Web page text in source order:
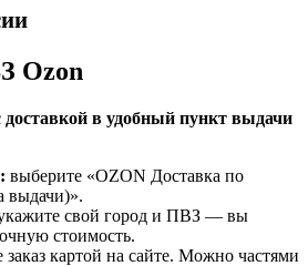
Ozon
в удобный пункт выдачи
выберите «OZON Доставка по
выдачи)».
свой город и ПВЗ — вы
стоимость.
заказ картой на сайте. Можно частями